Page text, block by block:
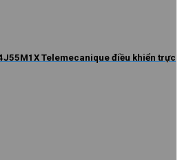
Telemecanique điều khiển trực